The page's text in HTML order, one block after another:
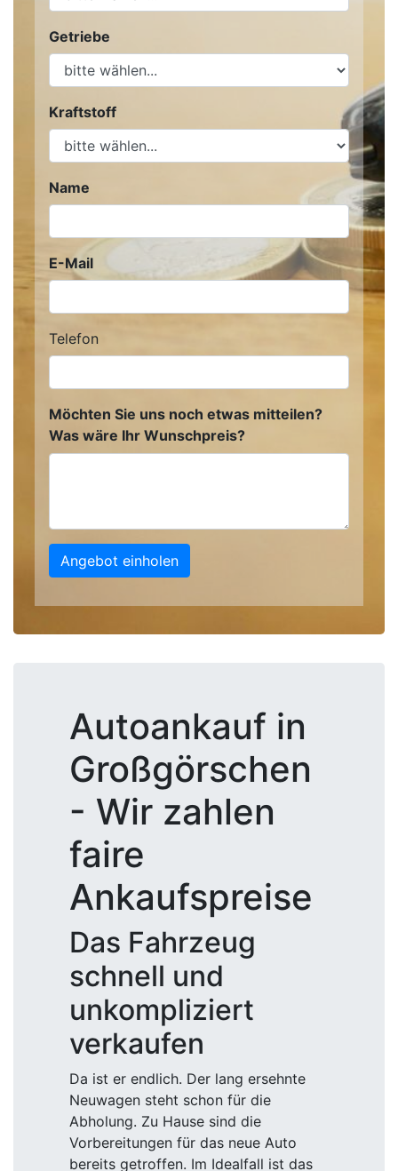
Getriebe
Kraftstoff
Name
E-Mail
Telefon
Möchten Sie uns noch etwas mitteilen?
Was wäre Ihr Wunschpreis?
Angebot einholen
Autoankauf in
Großgörschen
- Wir zahlen
faire
Ankaufspreise
Das Fahrzeug
schnell und
unkompliziert
verkaufen
Da ist er endlich. Der lang ersehnte
Neuwagen steht schon für die
Abholung. Zu Hause sind die
Vorbereitungen für das neue Auto
bereits getroffen. Im Idealfall ist das